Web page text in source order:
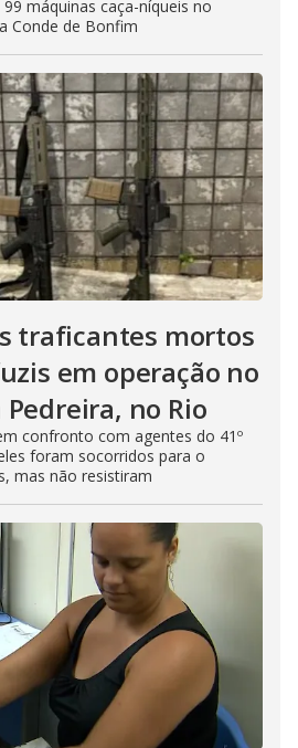
máquinas caça-níqueis no
Conde de Bonfim
traficantes mortos
em operação no
no Rio
confronto com agentes do 41º
foram socorridos para o
mas não resistiram